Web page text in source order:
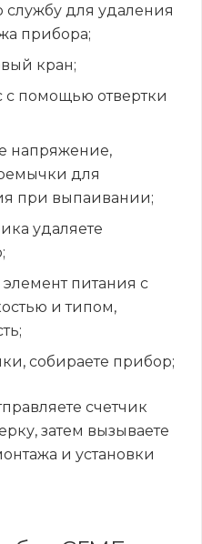
службу для удаления
прибора;
кран;
с помощью отвертки
напряжение,
для
при выпаивании;
удаляете
питания с
и типом,
собираете прибор;
счетчик
затем вызываете
и установки